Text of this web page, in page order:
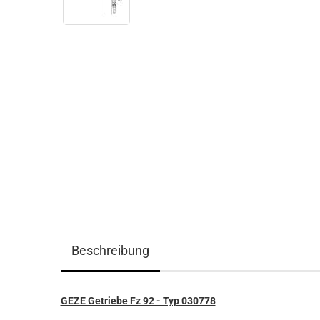
Beschreibung
GEZE Getriebe Fz 92 - Typ 030778